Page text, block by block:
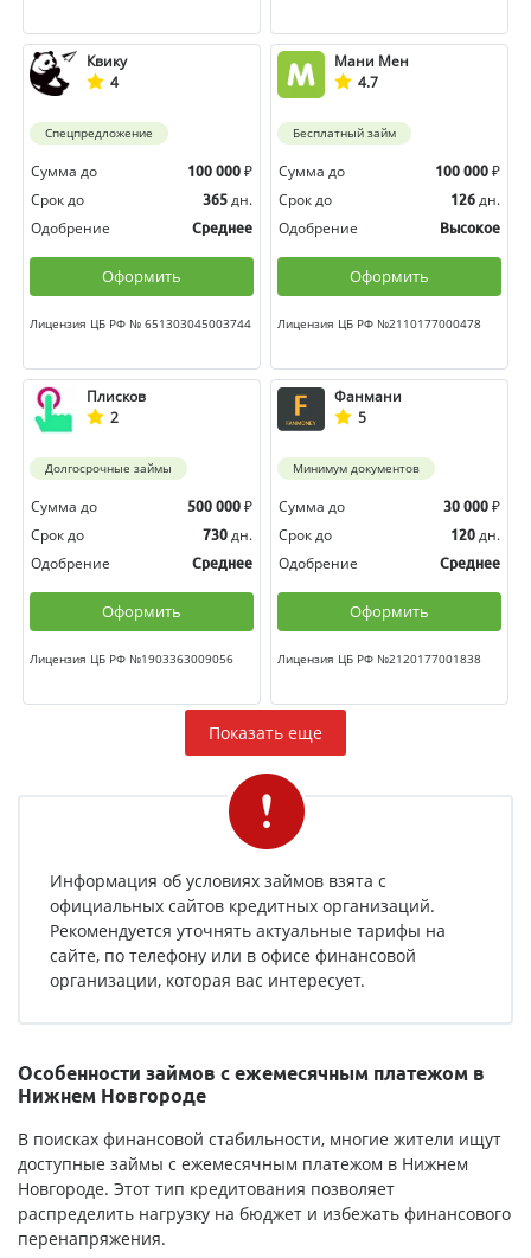
Квику
4
Спецпредложение
Сумма до 100 000 ₽
Срок до
365 дн.
Одобрение
Среднее
Оформить
Лицензия ЦБ РФ № 651303045003744
Мани Мен
4.7
Бесплатный займ
Сумма до 100 000 ₽
Срок до
126 дн.
Одобрение
Высокое
Оформить
Лицензия ЦБ РФ №2110177000478
Плисков
2
Долгосрочные займы
Сумма до 500 000 ₽
Срок до
730 дн.
Одобрение
Среднее
Оформить
Лицензия ЦБ РФ №1903363009056
Фанмани
5
Минимум документов
Сумма до 30 000 ₽
Срок до
120 дн.
Одобрение
Среднее
Оформить
Лицензия ЦБ РФ №2120177001838
Показать еще
Информация об условиях займов взята с
официальных сайтов кредитных организаций.
Рекомендуется уточнять актуальные тарифы на
сайте, по телефону или в офисе финансовой
организации, которая вас интересует.
Особенности займов с ежемесячным платежом в
Нижнем Новгороде
В поисках финансовой стабильности, многие жители ищут
доступные займы с ежемесячным платежом в Нижнем
Новгороде. Этот тип кредитования позволяет
распределить нагрузку на бюджет и избежать финансового
перенапряжения.